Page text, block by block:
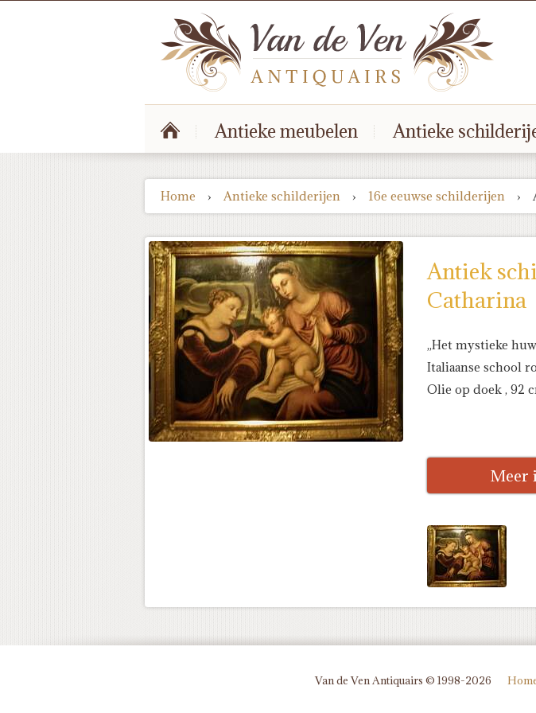
Antieke meubelen Antieke
Home › Antieke schilderijen › 16e eeuwse schilderijen ›
Antiek
Catharina
,,Het mystieke
Italiaanse school
Olie op doek , 92
Meer
Van de Ven Antiquairs © 1998-2026